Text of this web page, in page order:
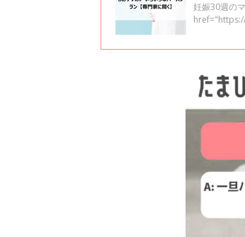
妊娠30週の
までに数千